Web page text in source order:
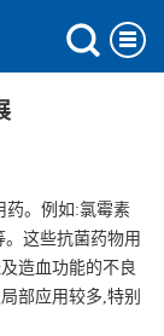
药。例如:氯霉素
这些抗菌药物用
造血功能的不良
部应用较多,特别